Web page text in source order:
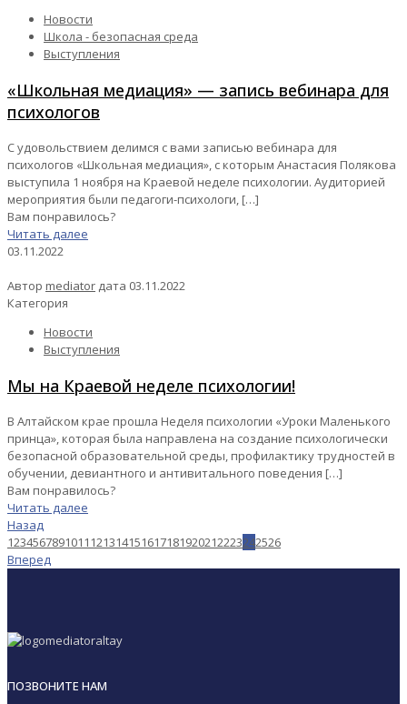
Новости
Школа - безопасная среда
Выступления
«Школьная медиация» — запись вебинара для
психологов
С удовольствием делимся с вами записью вебинара для
психологов «Школьная медиация», с которым Анастасия Полякова
выступила 1 ноября на Краевой неделе психологии. Аудиторией
мероприятия были педагоги-психологи, […]
Вам понравилось?
Читать далее
03.11.2022
Автор mediator дата 03.11.2022
Категория
Новости
Выступления
Мы на Краевой неделе психологии!
В Алтайском крае прошла Неделя психологии «Уроки Маленького
принца», которая была направлена на создание психологически
безопасной образовательной среды, профилактику трудностей в
обучении, девиантного и антивитального поведения […]
Вам понравилось?
Читать далее
Назад
1234567891011121314151617181920212223242526
Вперед
ПОЗВОНИТЕ НАМ